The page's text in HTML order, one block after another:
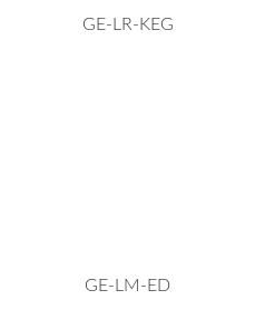
GE-LR-KEG
GE-LM-ED